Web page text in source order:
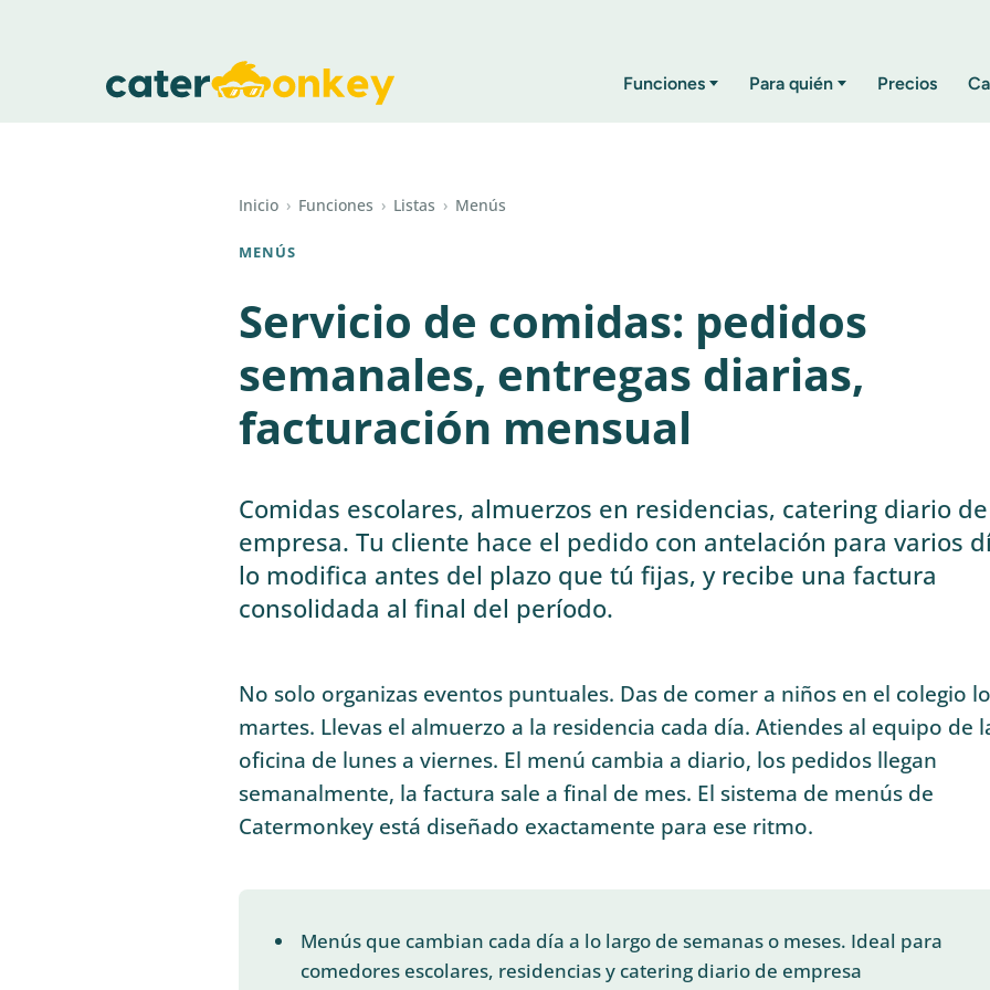
Funciones Para quién Precios
Inicio › Funciones › Listas › Menús
MENÚS
Servicio de comidas: pedidos
semanales, entregas diarias,
facturación mensual
Comidas escolares, almuerzos en residencias, catering diario de
empresa. Tu cliente hace el pedido con antelación para varios
lo modifica antes del plazo que tú fijas, y recibe una factura
consolidada al final del período.
No solo organizas eventos puntuales. Das de comer a niños en el colegio
martes. Llevas el almuerzo a la residencia cada día. Atiendes al equipo de
oficina de lunes a viernes. El menú cambia a diario, los pedidos llegan
semanalmente, la factura sale a final de mes. El sistema de menús de
Catermonkey está diseñado exactamente para ese ritmo.
Menús que cambian cada día a lo largo de semanas o meses. Ideal para
comedores escolares, residencias y catering diario de empresa